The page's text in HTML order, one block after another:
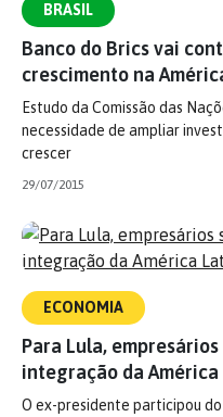
BRASIL
Banco do Brics vai
crescimento na
Estudo da Comissão das
necessidade de ampliar
crescer
29/07/2015
ECONOMIA
Para Lula,
integração da
O ex-presidente participou